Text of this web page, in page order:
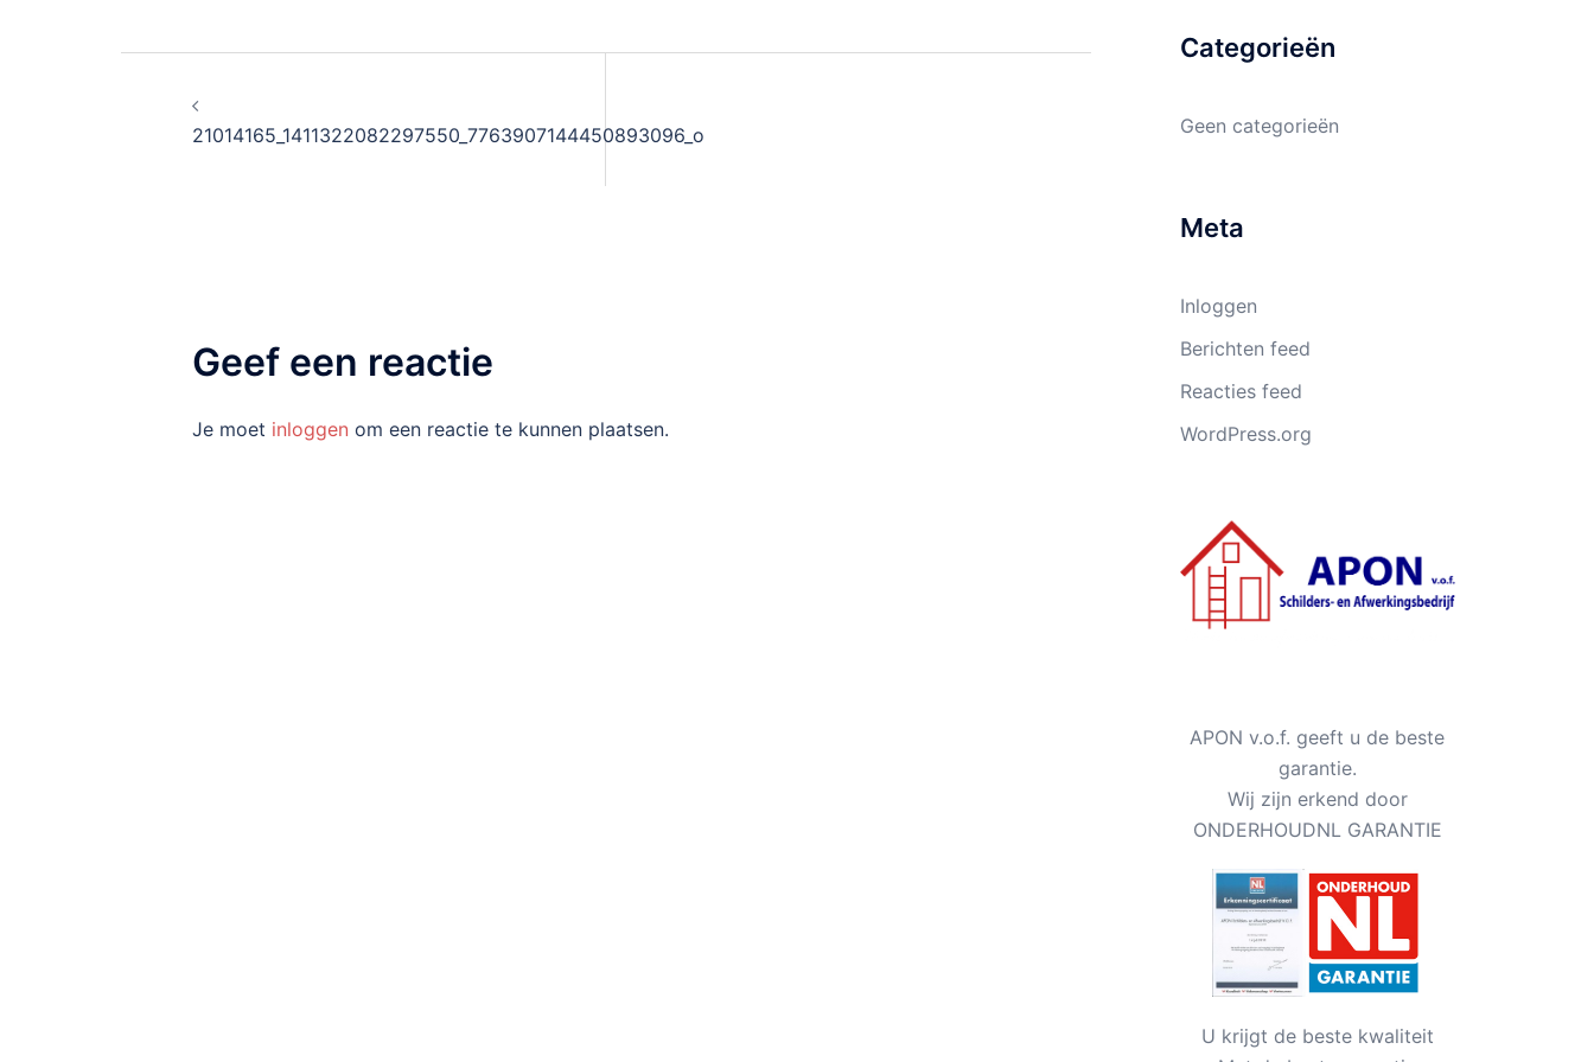
navigatie
21014165_1411322082297550_7763907144450893096_o
Geef een reactie
Je moet inloggen om een reactie te kunnen plaatsen.
Categorieën
Geen categorieën
Meta
Inloggen
Berichten feed
Reacties feed
WordPress.org
APON v.o.f. geeft u de beste
garantie.
Wij zijn erkend door
ONDERHOUDNL GARANTIE
U krijgt de beste kwaliteit